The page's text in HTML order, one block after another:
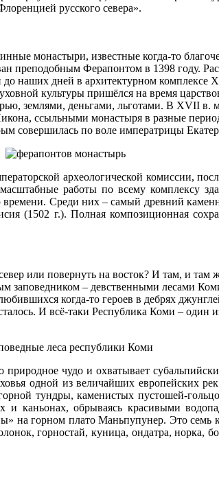
русского севера».
монастыри, известные когда-то
преподобным Ферапонтом в 1398 году.
дней в архитектурном комплексе
культуры пришёлся на время
землями, деньгами, льготами. В XVII
ссыльными монастыря в разные
совершилась по воле императрицы
археологической комиссии,
работы по всему комплексу
Среди них – самый древний
(1502 г.). Полная композиционная
или повернуть на восток? И там, и там
заповедником – девственными лесами
когда-то героев в дебрях
И всё-таки Республика Коми –
чудо и охватывает
одной из величайших европейских
тундры, каменистых пустошей-
каньонах, обрываясь красивыми
на горном плато Маньпупунер. Это
горностай, куница, ондатра, норка,